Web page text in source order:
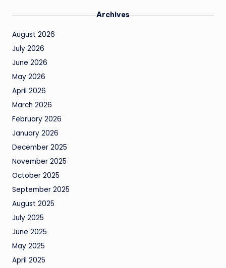
Archives
August 2026
July 2026
June 2026
May 2026
April 2026
March 2026
February 2026
January 2026
December 2025
November 2025
October 2025
September 2025
August 2025
July 2025
June 2025
May 2025
April 2025